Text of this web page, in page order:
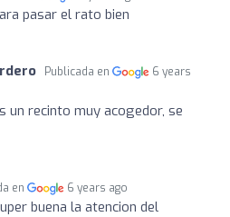
pasar el rato bien
Publicada en
6 years
un recinto muy acogedor, se
en 6 years ago
buena la atencion del